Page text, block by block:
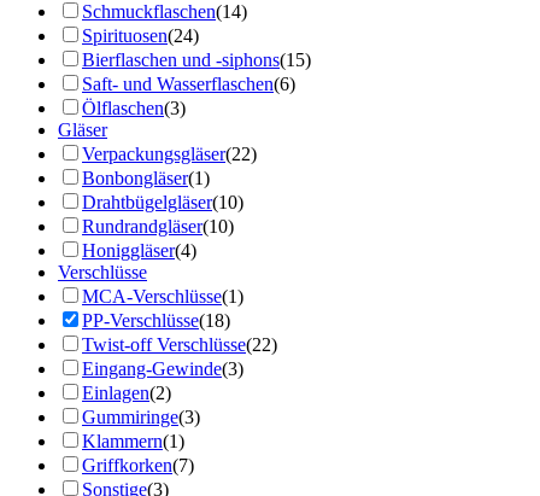
Schmuckflaschen(14)
Spirituosen(24)
Bierflaschen und -siphons(15)
Saft- und Wasserflaschen(6)
Ölflaschen(3)
Gläser
Verpackungsgläser(22)
Bonbongläser(1)
Drahtbügelgläser(10)
Rundrandgläser(10)
Honiggläser(4)
Verschlüsse
MCA-Verschlüsse(1)
PP-Verschlüsse(18)
Twist-off Verschlüsse(22)
Eingang-Gewinde(3)
Einlagen(2)
Gummiringe(3)
Klammern(1)
Griffkorken(7)
Sonstige(3)